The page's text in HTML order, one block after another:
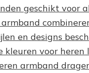
geschikt voor
en designs
voor heren
armband